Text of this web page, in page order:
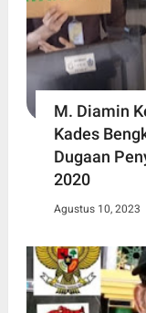
M. Diamin
Kades
Dugaan
2020
Agustus 10, 2023